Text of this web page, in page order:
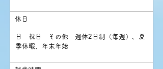
休日
日 祝日 その他 週休2日制（毎週）、夏
季休暇、年末年始